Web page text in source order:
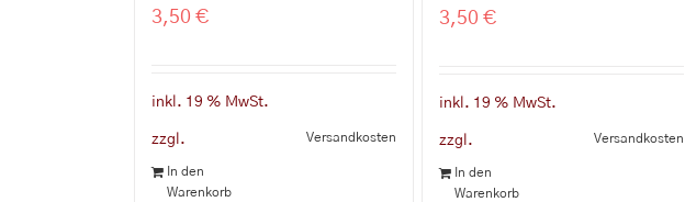
3,50 €
inkl. 19 % MwSt.
zzgl. Versandkosten
In den
Warenkorb
3,50€
inkl. 19 % MwSt.
zzgl. Versandkosten
In den
Warenkorb